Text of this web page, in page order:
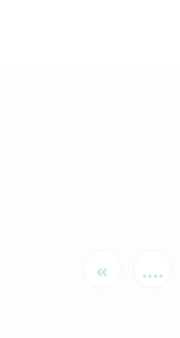
« ....